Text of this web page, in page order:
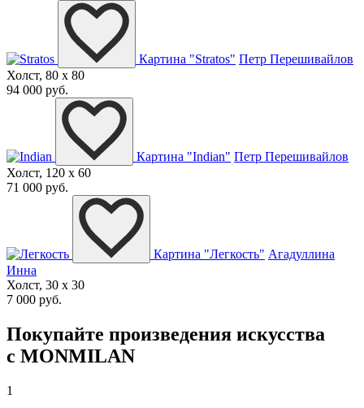
Картина "Stratos" Петр Перешивайлов
Холст, 80 x 80
94 000 руб.
Картина "Indian" Петр Перешивайлов
Холст, 120 x 60
71 000 руб.
Картина "Легкость" Агадуллина
Инна
Холст, 30 x 30
7 000 руб.
Покупайте произведения искусства
с MONMILAN
1